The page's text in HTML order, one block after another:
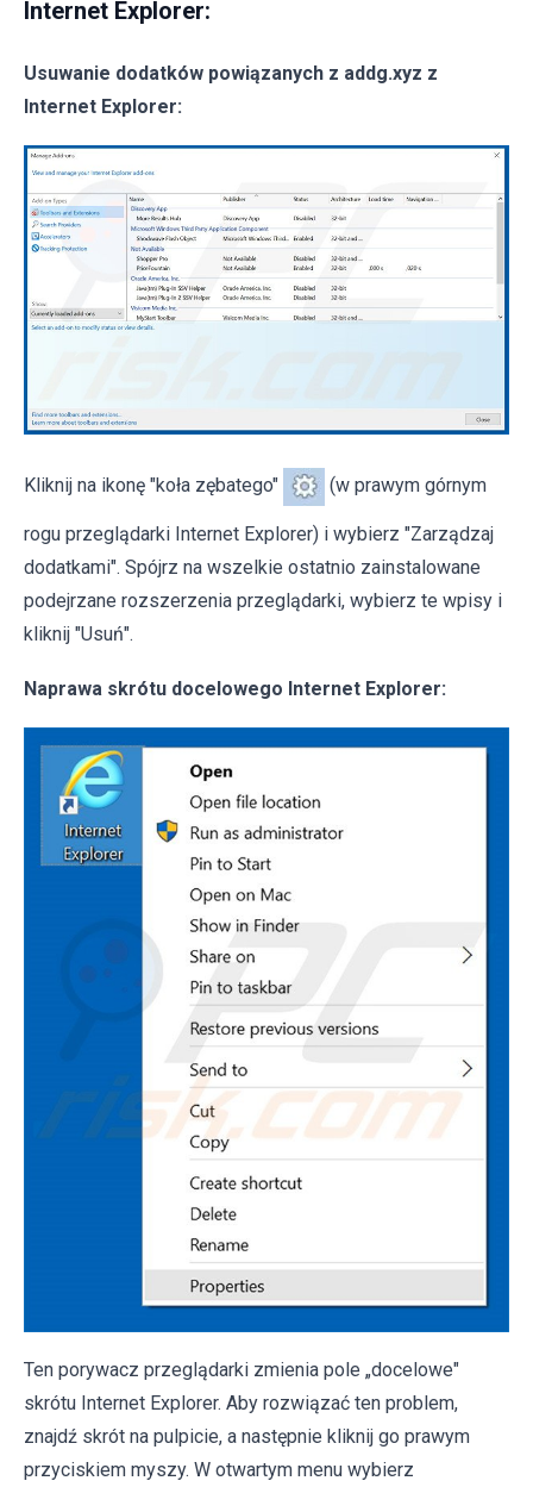
Internet Explorer:
Usuwanie dodatków powiązanych z addg.xyz z
Internet Explorer:
Kliknij na ikonę "koła zębatego" (w prawym górnym
rogu przeglądarki Internet Explorer) i wybierz "Zarządzaj
dodatkami". Spójrz na wszelkie ostatnio zainstalowane
podejrzane rozszerzenia przeglądarki, wybierz te wpisy i
kliknij "Usuń".
Naprawa skrótu docelowego Internet Explorer:
Ten porywacz przeglądarki zmienia pole „docelowe"
skrótu Internet Explorer. Aby rozwiązać ten problem,
znajdź skrót na pulpicie, a następnie kliknij go prawym
przyciskiem myszy. W otwartym menu wybierz